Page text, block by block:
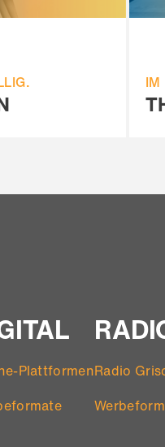
IM
PlattformenRadio